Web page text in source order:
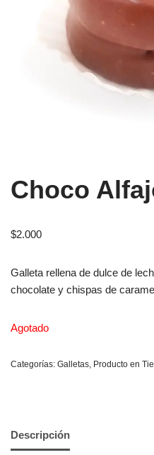
Choco
$2.000
Galleta rellena de dulce de
chocolate y chispas de
Agotado
Categorías: Galletas, Producto en
Descripción